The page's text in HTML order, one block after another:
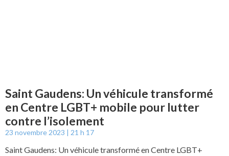
Saint Gaudens: Un véhicule transformé
en Centre LGBT+ mobile pour lutter
contre l’isolement
23 novembre 2023 21 h 17
Saint Gaudens: Un véhicule transformé en Centre LGBT+